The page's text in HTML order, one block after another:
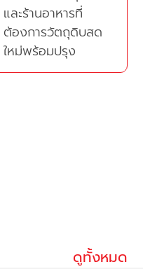
และร้านอาหารที่
ต้องการวัตถุดิบสด
ใหม่พร้อมปรุง
ดูทั้งหมด